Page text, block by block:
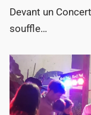
Devant un
souffle…